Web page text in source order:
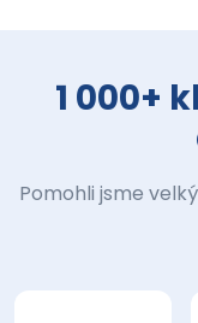
1 000+
Pomohli jsme